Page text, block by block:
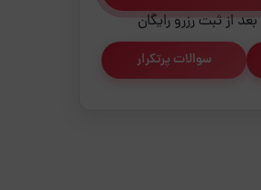
از ثبت رزرو رایگان
سوالات پرتکرار